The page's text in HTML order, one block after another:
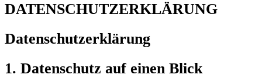
DATENSCHUTZERKLÄRUNG
Datenschutz­erklärung
1. Datenschutz auf einen Blick